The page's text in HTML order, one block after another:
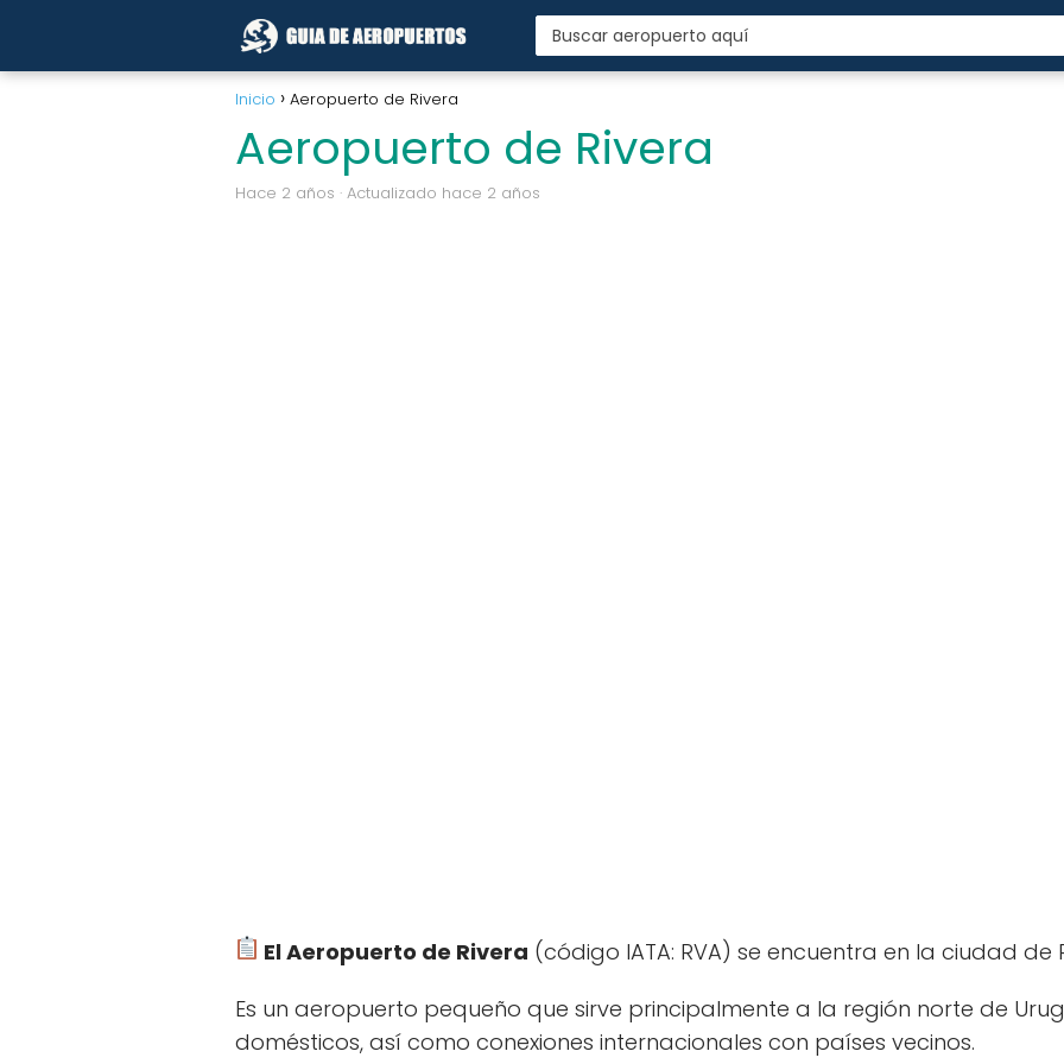
Inicio Aeropuerto de Rivera
Aeropuerto de Rivera
hace 2 años · Actualizado hace 2 años
El Aeropuerto de Rivera (código IATA: RVA) se encuentra en la ciudad de
Es un aeropuerto pequeño que sirve principalmente a la región norte de
domésticos, así como conexiones internacionales con países vecinos.